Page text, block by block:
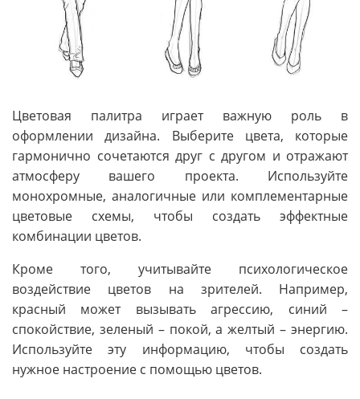
Цветовая палитра играет важную роль в
оформлении дизайна. Выберите цвета, которые
гармонично сочетаются друг с другом и отражают
атмосферу вашего проекта. Используйте
монохромные, аналогичные или комплементарные
цветовые схемы, чтобы создать эффектные
комбинации цветов.
Кроме того, учитывайте психологическое
воздействие цветов на зрителей. Например,
красный может вызывать агрессию, синий –
спокойствие, зеленый – покой, а желтый – энергию.
Используйте эту информацию, чтобы создать
нужное настроение с помощью цветов.